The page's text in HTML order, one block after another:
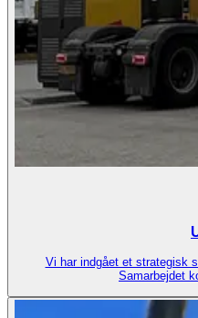
Vi har indgået et strategisk
Samarbejdet